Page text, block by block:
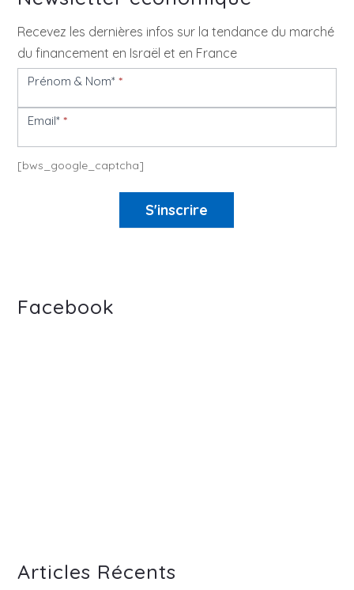
Recevez les dernières infos sur la tendance du marché
du financement en Israël et en France
Newsletter
Prénom & Nom**
Email**
[bws_google_captcha]
S'inscrire
Facebook
Articles Récents